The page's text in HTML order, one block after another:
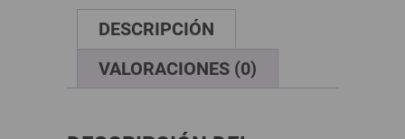
DESCRIPCIÓN
VALORACIONES (0)